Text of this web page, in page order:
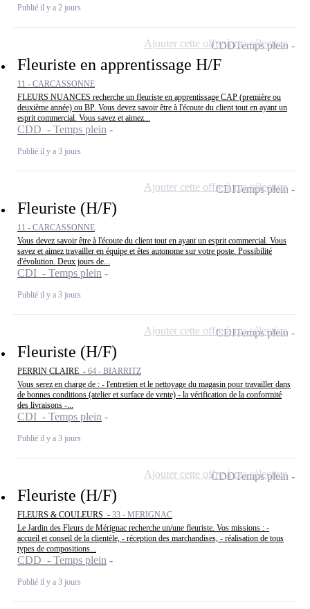
Publié il y a 2 jours
Fleuriste en apprentissage H/F
11 - CARCASSONNE
FLEURS NUANCES recherche un fleuriste en apprentissage CAP (première ou
deuxième année) ou BP. Vous devez savoir être à l'écoute du client tout en ayant un
esprit commercial. Vous savez et aimez...
CDD - Temps plein
Publié il y a 3 jours
CDDTemps plein
Ajouter cette offre à ma sélection
Fleuriste (H/F)
11 - CARCASSONNE
Vous devez savoir être à l'écoute du client tout en ayant un esprit commercial. Vous
savez et aimez travailler en équipe et êtes autonome sur votre poste. Possibilité
d'évolution. Deux jours de...
CDI - Temps plein
Publié il y a 3 jours
CDITemps plein
Ajouter cette offre à ma sélection
Fleuriste (H/F)
PERRIN CLAIRE - 64 - BIARRITZ
Vous serez en charge de : - l'entretien et le nettoyage du magasin pour travailler dans
de bonnes conditions (atelier et surface de vente) - la vérification de la conformité
des livraisons -...
CDI - Temps plein
Publié il y a 3 jours
CDITemps plein
Ajouter cette offre à ma sélection
Fleuriste (H/F)
FLEURS & COULEURS - 33 - MERIGNAC
Le Jardin des Fleurs de Mérignac recherche un/une fleuriste. Vos missions : -
accueil et conseil de la clientèle, - réception des marchandises, - réalisation de tous
types de compositions...
CDD - Temps plein
Publié il y a 3 jours
CDDTemps plein
Ajouter cette offre à ma sélection